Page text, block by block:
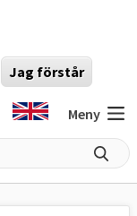
Jag förstår
Meny